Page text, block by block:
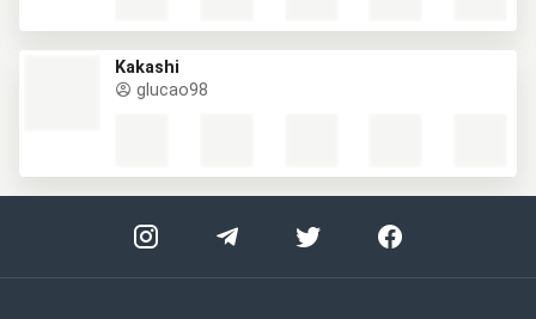
Kakashi
glucao98